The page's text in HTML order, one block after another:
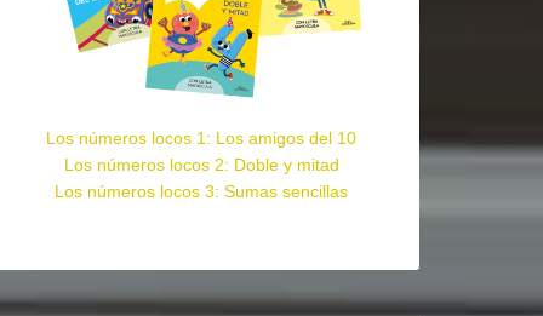
Los números locos 1: Los amigos del 10
Los números locos 2: Doble y mitad
Los números locos 3: Sumas sencillas